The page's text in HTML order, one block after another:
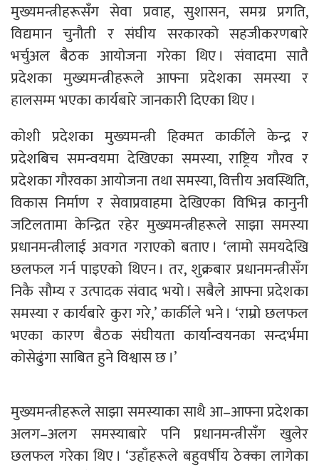
मुख्यमन्त्रीहरूसँग सेवा प्रवाह, सुशासन, समग्र प्रगति,
विद्यमान चुनौती र संघीय सरकारको सहजीकरणबारे
भर्चुअल बैठक आयोजना गरेका थिए । संवादमा सातै
प्रदेशका मुख्यमन्त्रीहरूले आफ्ना प्रदेशका समस्या र
हालसम्म भएका कार्यबारे जानकारी दिएका थिए ।
कोशी प्रदेशका मुख्यमन्त्री हिक्मत कार्कीले केन्द्र र
प्रदेशबिच समन्वयमा देखिएका समस्या, राष्ट्रिय गौरव र
प्रदेशका गौरवका आयोजना तथा समस्या, वित्तीय अवस्थिति,
विकास निर्माण र सेवाप्रवाहमा देखिएका विभिन्न कानुनी
जटिलतामा केन्द्रित रहेर मुख्यमन्त्रीहरूले साझा समस्या
प्रधानमन्त्रीलाई अवगत गराएको बताए । ‘लामो समयदेखि
छलफल गर्न पाइएको थिएन । तर, शुक्रबार प्रधानमन्त्रीसँग
निकै सौम्य र उत्पादक संवाद भयो । सबैले आफ्ना प्रदेशका
समस्या र कार्यबारे कुरा गरे,’ कार्कीले भने । ‘राम्रो छलफल
भएका कारण बैठक संघीयता कार्यान्वयनका सन्दर्भमा
कोसेढुंगा साबित हुने विश्वास छ ।’
मुख्यमन्त्रीहरूले साझा समस्याका साथै आ–आफ्ना प्रदेशका
अलग–अलग समस्याबारे पनि प्रधानमन्त्रीसँग खुलेर
छलफल गरेका थिए । ‘उहाँहरूले बहुवर्षीय ठेक्का लागेका